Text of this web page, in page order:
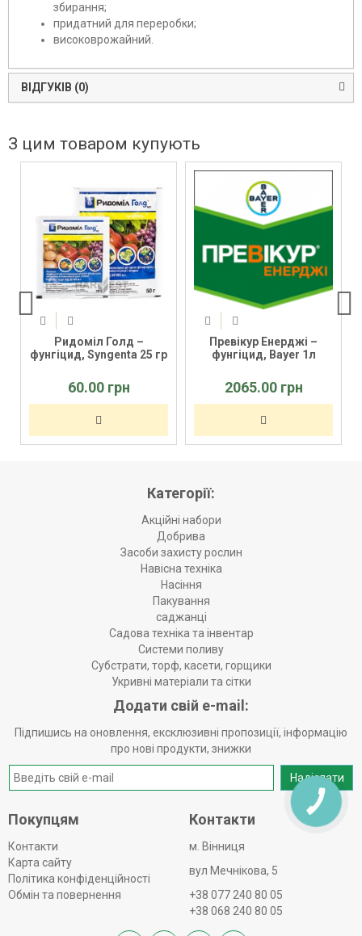
збирання;
придатний для переробки;
високоврожайний.
ВІДГУКІВ (0)
З цим товаром купують
Ридоміл Голд –
фунгіцид, Syngenta 25 гр
60.00 грн
Превікур Енерджі –
фунгіцид, Bayer 1л
2065.00 грн
Категорії:
Акційні набори
Добрива
Засоби захисту рослин
Навісна техніка
Насіння
Пакування
саджанці
Садова техніка та інвентар
Системи поливу
Субстрати, торф, касети, горщики
Укривні матеріали та сітки
Додати свій e-mail:
Підпишись на оновлення, ексклюзивні пропозиції, інформацію
про нові продукти, знижки
Надіслати
Покупцям
Контакти
Карта сайту
Політика конфіденційності
Обмін та повернення
Контакти
м. Вінниця
вул Мечнікова, 5
+38 077 240 80 05
+38 068 240 80 05
КНОПКА
ЗВ'ЯЗКУ